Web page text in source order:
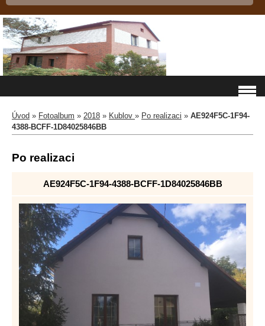
Úvod » Fotoalbum » 2018 » Kublov » Po realizaci » AE924F5C-1F94-
4388-BCFF-1D84025846BB
Po realizaci
AE924F5C-1F94-4388-BCFF-1D84025846BB